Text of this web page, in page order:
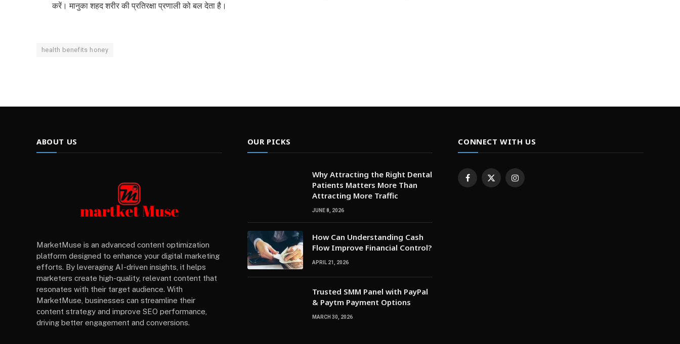
करें। मानुका शहद शरीर की प्रतिरक्षा प्रणाली को बल देता है।
health benefits honey
ABOUT US
MarketMuse is an advanced content optimization
platform designed to enhance your digital marketing
efforts. By leveraging AI-driven insights, it helps
marketers create high-quality, relevant content that
resonates with their target audience. With
MarketMuse, businesses can streamline their
content strategy and improve SEO performance,
driving better engagement and conversions.
OUR PICKS
Why Attracting the Right Dental
Patients Matters More Than
Attracting More Traffic
JUNE 8, 2026
How Can Understanding Cash
Flow Improve Financial Control?
APRIL 21, 2026
Trusted SMM Panel with PayPal
& Paytm Payment Options
MARCH 30, 2026
CONNECT WITH US
Facebook
X
Instagram